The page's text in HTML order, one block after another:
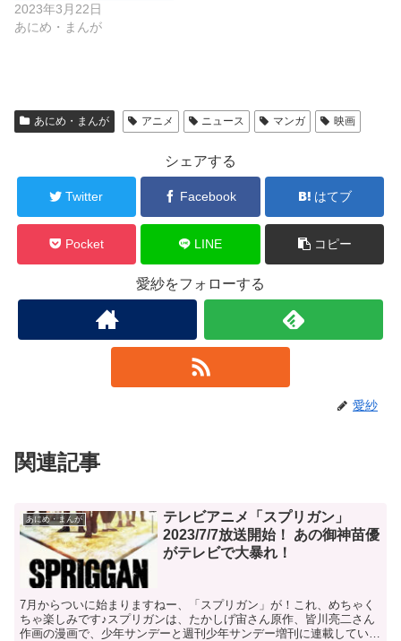
2023年3月22日
あにめ・まんが
あにめ・まんが アニメ ニュース マンガ 映画
シェアする
Twitter Facebook はてブ
Pocket LINE コピー
愛紗をフォローする
愛紗
関連記事
あにめ・まんが
テレビアニメ「スプリガン」
2023/7/7放送開始！ あの御神苗優
がテレビで大暴れ！
7月からついに始まりますねー、「スプリガン」が！これ、めちゃく
ちゃ楽しみです♪スプリガンは、たかしげ宙さん原作、皆川亮二さん
作画の漫画で、少年サンデーと週刊少年サンデー増刊に連載していま